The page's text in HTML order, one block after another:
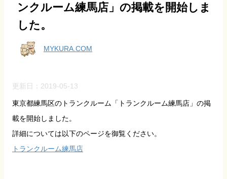
ンクルーム練馬店」の掲載を開始しま
した。
MYKURA.COM
更新日： 2019-05-13
東京都練馬区のトランクルーム「トランクルーム練馬店」の掲
載を開始しました。
詳細については以下のページを御覧ください。
トランクルーム練馬店